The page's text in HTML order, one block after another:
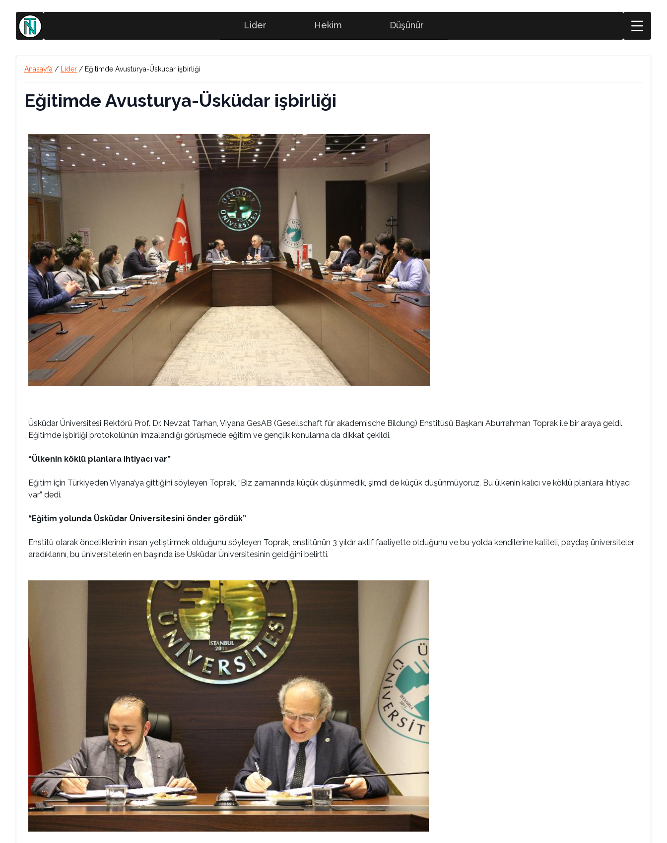
Lider Hekim Düşünür
Anasayfa / Lider / Eğitimde Avusturya-Üsküdar işbirliği
Eğitimde Avusturya-Üsküdar işbirliği
Üsküdar Üniversitesi Rektörü Prof. Dr. Nevzat Tarhan, Viyana GesAB (Gesellschaft für akademische Bildung) Enstitüsü Başkanı Aburrahman Toprak ile bir araya geldi.
Eğitimde işbirliği protokolünün imzalandığı görüşmede eğitim ve gençlik konularına da dikkat çekildi.
“Ülkenin köklü planlara ihtiyacı var”
Eğitim için Türkiye’den Viyana’ya gittiğini söyleyen Toprak, “Biz zamanında küçük düşünmedik, şimdi de küçük düşünmüyoruz. Bu ülkenin kalıcı ve köklü planlara ihtiyacı
var” dedi.
“Eğitim yolunda Üsküdar Üniversitesini önder gördük”
Enstitü olarak önceliklerinin insan yetiştirmek olduğunu söyleyen Toprak, enstitünün 3 yıldır aktif faaliyette olduğunu ve bu yolda kendilerine kaliteli, paydaş üniversiteler
aradıklarını, bu üniversitelerin en başında ise Üsküdar Üniversitesinin geldiğini belirtti.